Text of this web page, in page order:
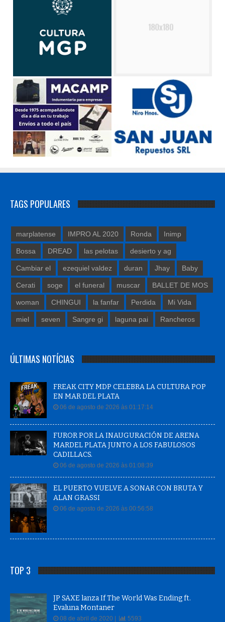
TAGS POPULARES
marplatense IMPRO AL 2020 Ronda Inimp
Bossa DREAD las pelotas desierto y ag
Cambiar el ezequiel valdez duran Jhay Baby
Cerati soge el funeral muscar BALLET DE MOS
woman CHINGUI la fanfar Perdida Mi Vida
miel seven Sangre gi laguna pai Rancheros
ÚLTIMAS NOTÍCIAS
FREAK CITY MDP CELEBRA LA CULTURA POP
EN MAR DEL PLATA
06 de agosto de 2026 às 01:17:14
FUROR POR LA INAUGURACIÓN DE ARENA
MARDEL PLATA JUNTO A LOS FABULOSOS
CADILLACS.
06 de agosto de 2026 às 01:08:39
EL PUERTO VUELVE A SONAR CON BRUTA Y
ALAN GRASSI
06 de agosto de 2026 às 00:56:58
TOP 3
JP SAXE lanza If The World Was Ending ft.
Evaluna Montaner
08 de abril de 2020 | 5593